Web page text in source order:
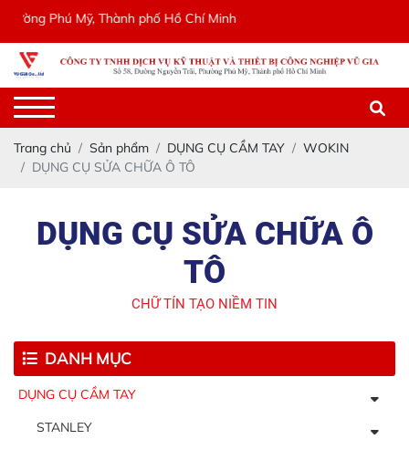
Phú Mỹ, Thành phố Hồ Chí Minh
Trang chủ Sản phẩm DỤNG CỤ CẦM TAY
WOKIN
DỤNG CỤ SỬA CHỮA Ô TÔ
DỤNG CỤ SỬA CHỮA Ô
TÔ
CHỮ TÍN TẠO NIỀM TIN
DANH MỤC
DỤNG CỤ CẦM TAY
STANLEY